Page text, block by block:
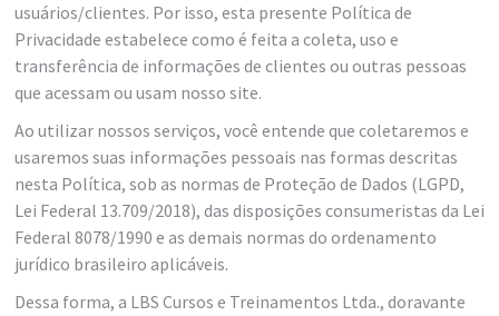
usuários/clientes. Por isso, esta presente Política de
Privacidade estabelece como é feita a coleta, uso e
transferência de informações de clientes ou outras pessoas
que acessam ou usam nosso site.
Ao utilizar nossos serviços, você entende que coletaremos e
usaremos suas informações pessoais nas formas descritas
nesta Política, sob as normas de Proteção de Dados (LGPD,
Lei Federal 13.709/2018), das disposições consumeristas da Lei
Federal 8078/1990 e as demais normas do ordenamento
jurídico brasileiro aplicáveis.
Dessa forma, a LBS Cursos e Treinamentos Ltda., doravante